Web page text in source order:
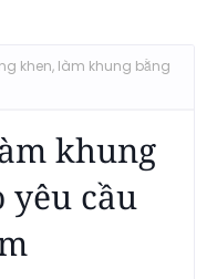
khen, làm khung bằng
khung
yêu cầu